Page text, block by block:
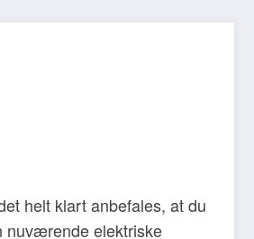
helt klart anbefales, at du
nuværende elektriske